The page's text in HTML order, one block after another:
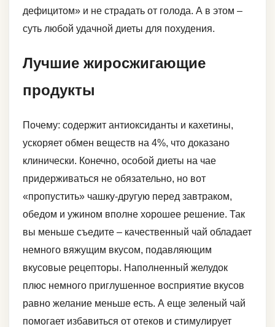
дефицитом» и не страдать от голода. А в этом –
суть любой удачной диеты для похудения.
Лучшие жиросжигающие
продукты
Почему: содержит антиоксиданты и кахетины,
ускоряет обмен веществ на 4%, что доказано
клинически. Конечно, особой диеты на чае
придерживаться не обязательно, но вот
«пропустить» чашку-другую перед завтраком,
обедом и ужином вполне хорошее решение. Так
вы меньше съедите – качественный чай обладает
немного вяжущим вкусом, подавляющим
вкусовые рецепторы. Наполненный желудок
плюс немного приглушенное восприятие вкусов
равно желание меньше есть. А еще зеленый чай
помогает избавиться от отеков и стимулирует